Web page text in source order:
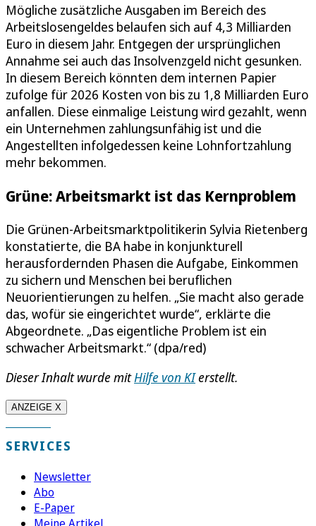
Mögliche zusätzliche Ausgaben im Bereich des
Arbeitslosengeldes belaufen sich auf 4,3 Milliarden
Euro in diesem Jahr. Entgegen der ursprünglichen
Annahme sei auch das Insolvenzgeld nicht gesunken.
In diesem Bereich könnten dem internen Papier
zufolge für 2026 Kosten von bis zu 1,8 Milliarden Euro
anfallen. Diese einmalige Leistung wird gezahlt, wenn
ein Unternehmen zahlungsunfähig ist und die
Angestellten infolgedessen keine Lohnfortzahlung
mehr bekommen.
Grüne: Arbeitsmarkt ist das Kernproblem
Die Grünen-Arbeitsmarktpolitikerin Sylvia Rietenberg
konstatierte, die BA habe in konjunkturell
herausfordernden Phasen die Aufgabe, Einkommen
zu sichern und Menschen bei beruflichen
Neuorientierungen zu helfen. „Sie macht also gerade
das, wofür sie eingerichtet wurde“, erklärte die
Abgeordnete. „Das eigentliche Problem ist ein
schwacher Arbeitsmarkt.“ (dpa/red)
Dieser Inhalt wurde mitHilfe von KIerstellt.
ANZEIGE X
SERVICES
Newsletter
Abo
E-Paper